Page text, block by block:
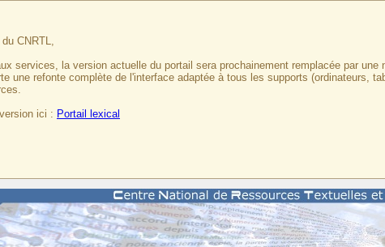
CNRTL,
services, la version actuelle du portail sera prochainement remplacée par une
une refonte complète de l'interface adaptée à tous les supports (ordinateurs,
ici : Portail lexical